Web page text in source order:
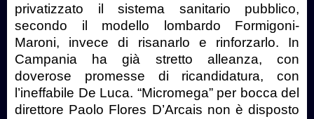
privatizzato il sistema sanitario pubblico,
secondo il modello lombardo Formigoni-
Maroni, invece di risanarlo e rinforzarlo. In
Campania ha già stretto alleanza, con
doverose promesse di ricandidatura, con
l’ineffabile De Luca. “Micromega” per bocca del
direttore Paolo Flores D’Arcais non è disposto